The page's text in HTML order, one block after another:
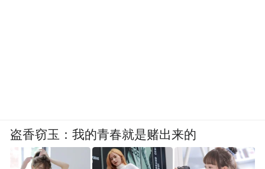
盗香窃玉：我的青春就是赌出来的